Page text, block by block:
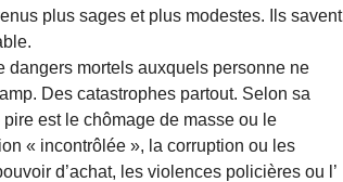
plus sages et plus modestes. Ils savent
dangers mortels auxquels personne ne
Des catastrophes partout. Selon sa
est le chômage de masse ou le
« incontrôlée », la corruption ou les
d’achat, les violences policières ou l’